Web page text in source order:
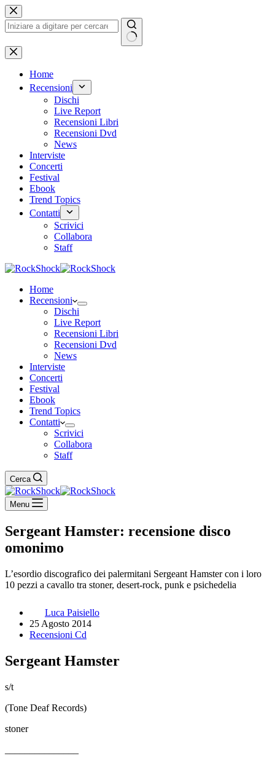
Salta
al
contenuto
Nessun
risultato
Home
Recensioni
Dischi
Live Report
Recensioni Libri
Recensioni Dvd
News
Interviste
Concerti
Festival
Ebook
Trend Topics
Contatti
Scrivici
Collabora
Staff
Home
Recensioni
Dischi
Live Report
Recensioni Libri
Recensioni Dvd
News
Interviste
Concerti
Festival
Ebook
Trend Topics
Contatti
Scrivici
Collabora
Staff
Cerca
Menu
Sergeant Hamster: recensione disco
omonimo
L’esordio discografico dei palermitani Sergeant Hamster con i loro
10 pezzi a cavallo tra stoner, desert-rock, punk e psichedelia
Luca Paisiello
25 Agosto 2014
Recensioni Cd
Sergeant Hamster
s/t
(Tone Deaf Records)
stoner